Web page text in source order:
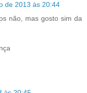
de 2013 às 20:44
não, mas gosto sim da